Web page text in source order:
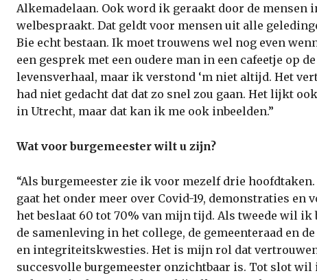
Alkemadelaan. Ook word ik geraakt door de mensen
welbespraakt. Dat geldt voor mensen uit alle
Bie echt bestaan. Ik moet trouwens wel nog even
een gesprek met een oudere man in een cafeetje op
levensverhaal, maar ik verstond ‘m niet altijd. Het
had niet gedacht dat dat zo snel zou gaan. Het lijkt
in Utrecht, maar dat kan ik me ook inbeelden.”
Wat voor burgemeester wilt u zijn?
“Als burgemeester zie ik voor mezelf drie
gaat het onder meer over Covid-19, demonstraties
het beslaat 60 tot 70% van mijn tijd. Als tweede wil
de samenleving in het college, de gemeenteraad en
en integriteitskwesties. Het is mijn rol dat
succesvolle burgemeester onzichtbaar is. Tot slot